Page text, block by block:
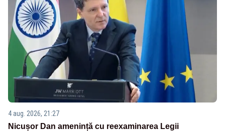
4 aug. 2026, 21:27
Nicușor Dan amenință cu reexaminarea Legii